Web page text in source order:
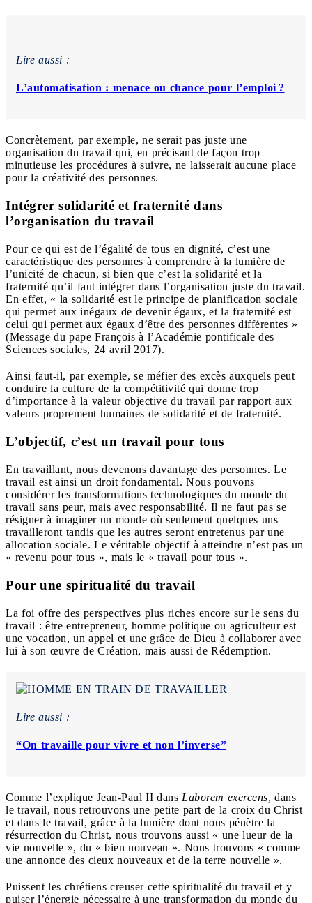
Lire aussi :
L’automatisation : menace ou chance pour l’emploi ?
Concrètement, par exemple, ne serait pas juste une
organisation du travail qui, en précisant de façon trop
minutieuse les procédures à suivre, ne laisserait aucune place
pour la créativité des personnes.
Intégrer solidarité et fraternité dans
l’organisation du travail
Pour ce qui est de l’égalité de tous en dignité, c’est une
caractéristique des personnes à comprendre à la lumière de
l’unicité de chacun, si bien que c’est la solidarité et la
fraternité qu’il faut intégrer dans l’organisation juste du travail.
En effet, « la solidarité est le principe de planification sociale
qui permet aux inégaux de devenir égaux, et la fraternité est
celui qui permet aux égaux d’être des personnes différentes »
(Message du pape François à l’Académie pontificale des
Sciences sociales, 24 avril 2017).
Ainsi faut-il, par exemple, se méfier des excès auxquels peut
conduire la culture de la compétitivité qui donne trop
d’importance à la valeur objective du travail par rapport aux
valeurs proprement humaines de solidarité et de fraternité.
L’objectif, c’est un travail pour tous
En travaillant, nous devenons davantage des personnes. Le
travail est ainsi un droit fondamental. Nous pouvons
considérer les transformations technologiques du monde du
travail sans peur, mais avec responsabilité. Il ne faut pas se
résigner à imaginer un monde où seulement quelques uns
travailleront tandis que les autres seront entretenus par une
allocation sociale. Le véritable objectif à atteindre n’est pas un
« revenu pour tous », mais le « travail pour tous ».
Pour une spiritualité du travail
La foi offre des perspectives plus riches encore sur le sens du
travail : être entrepreneur, homme politique ou agriculteur est
une vocation, un appel et une grâce de Dieu à collaborer avec
lui à son œuvre de Création, mais aussi de Rédemption.
Lire aussi :
“On travaille pour vivre et non l’inverse”
Comme l’explique Jean-Paul II dans Laborem exercens, dans
le travail, nous retrouvons une petite part de la croix du Christ
et dans le travail, grâce à la lumière dont nous pénètre la
résurrection du Christ, nous trouvons aussi « une lueur de la
vie nouvelle », du « bien nouveau ». Nous trouvons « comme
une annonce des cieux nouveaux et de la terre nouvelle ».
Puissent les chrétiens creuser cette spiritualité du travail et y
puiser l’énergie nécessaire à une transformation du monde du